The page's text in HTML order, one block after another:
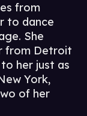
from
to dance
She
from Detroit
her just as
York,
of her